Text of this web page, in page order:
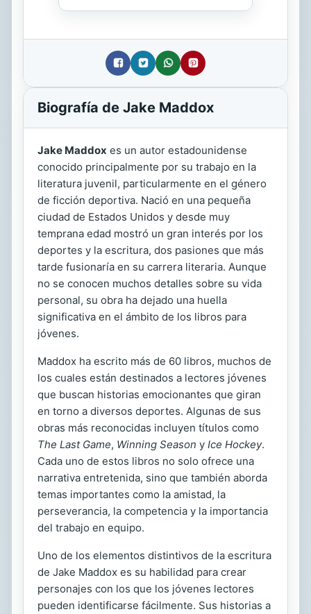
Biografía de Jake Maddox
Jake Maddox es un autor estadounidense
conocido principalmente por su trabajo en la
literatura juvenil, particularmente en el género
de ficción deportiva. Nació en una pequeña
ciudad de Estados Unidos y desde muy
temprana edad mostró un gran interés por los
deportes y la escritura, dos pasiones que más
tarde fusionaría en su carrera literaria. Aunque
no se conocen muchos detalles sobre su vida
personal, su obra ha dejado una huella
significativa en el ámbito de los libros para
jóvenes.
Maddox ha escrito más de 60 libros, muchos de
los cuales están destinados a lectores jóvenes
que buscan historias emocionantes que giran
en torno a diversos deportes. Algunas de sus
obras más reconocidas incluyen títulos como
The Last Game, Winning Season y Ice Hockey.
Cada uno de estos libros no solo ofrece una
narrativa entretenida, sino que también aborda
temas importantes como la amistad, la
perseverancia, la competencia y la importancia
del trabajo en equipo.
Uno de los elementos distintivos de la escritura
de Jake Maddox es su habilidad para crear
personajes con los que los jóvenes lectores
pueden identificarse fácilmente. Sus historias a